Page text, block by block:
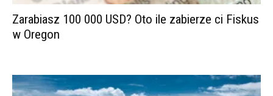
Zarabiasz 100 000 USD? Oto ile zabierze ci Fiskus
w Oregon